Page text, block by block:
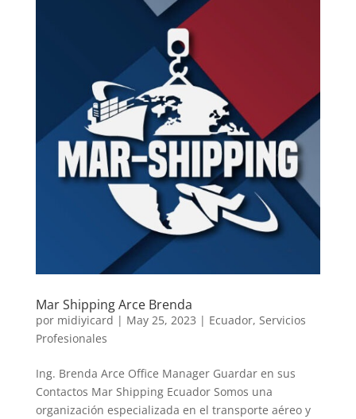
Mar Shipping Arce Brenda
por midiyicard | May 25, 2023 | Ecuador, Servicios
Profesionales
Ing. Brenda Arce Office Manager Guardar en sus
Contactos Mar Shipping Ecuador Somos una
organización especializada en el transporte aéreo y